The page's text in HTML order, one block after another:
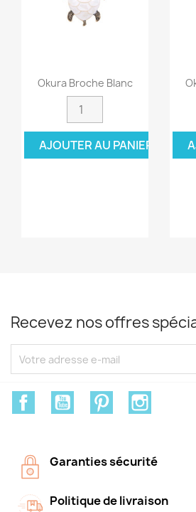
Okura Broche Blanc
AJOUTER AU PANIER
Recevez nos offres
FacebookYouTube Pinterest
Garanties sécurité
Politique de livraison